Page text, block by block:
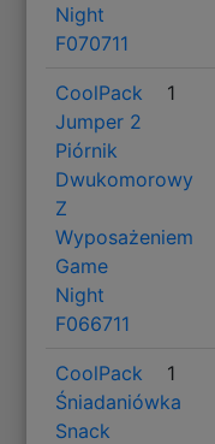
Night
F070711
CoolPack
Jumper 2
Piórnik
Dwukomorowy
Z
Wyposażeniem
Game
Night
F066711
1
CoolPack
Śniadaniówka
Snack
1